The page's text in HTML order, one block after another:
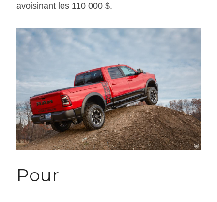
avoisinant les 110 000 $.
Pour